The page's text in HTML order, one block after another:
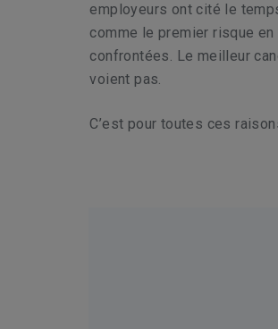
employeurs ont cité le
comme le premier risque
confrontées. Le meilleur
voient pas.
C’est pour toutes ces